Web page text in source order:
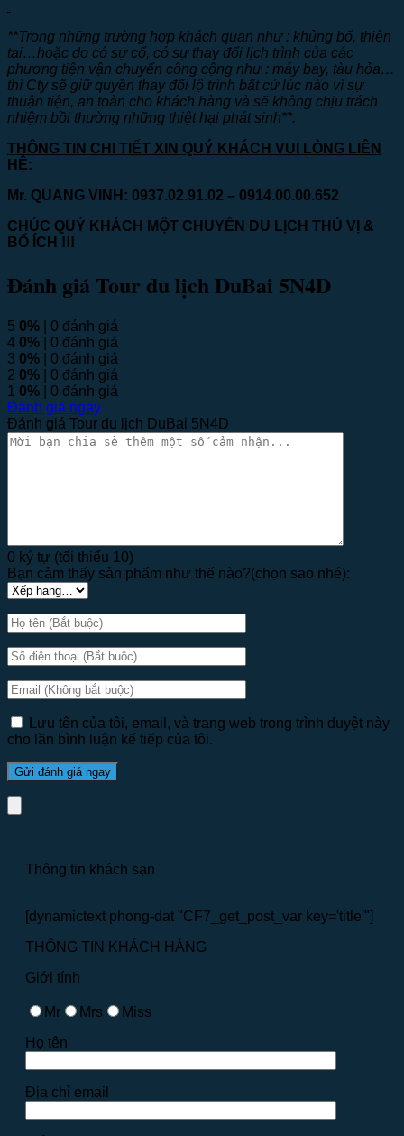
**Trong những trường hợp khách quan như : khủng bố, thiên
tai…hoặc do có sự cố, có sự thay đổi lịch trình của các
phương tiện vận chuyển công cộng như : máy bay, tàu hỏa…
thì Cty sẽ giữ quyền thay đổi lộ trình bất cứ lúc nào vì sự
thuận tiện, an toàn cho khách hàng và sẽ không chịu trách
nhiệm bồi thường những thiệt hại phát sinh**.
THÔNG TIN CHI TIẾT XIN QUÝ KHÁCH VUI LÒNG LIÊN
HỆ:
Mr. QUANG VINH: 0937.02.91.02 – 0914.00.00.652
CHÚC QUÝ KHÁCH MỘT CHUYẾN DU LỊCH THÚ VỊ &
BỔ ÍCH !!!
Đánh giá Tour du lịch DuBai 5N4D
5 0% | 0 đánh giá
4 0% | 0 đánh giá
3 0% | 0 đánh giá
2 0% | 0 đánh giá
1 0% | 0 đánh giá
Đánh giá ngay
Đánh giá Tour du lịch DuBai 5N4D
0 ký tự (tối thiểu 10)
Bạn cảm thấy sản phẩm như thế nào?(chọn sao nhé):
Lưu tên của tôi, email, và trang web trong trình duyệt này
cho lần bình luận kế tiếp của tôi.
Thông tin khách sạn
[dynamictext phong-dat "CF7_get_post_var key='title'"]
THÔNG TIN KHÁCH HÀNG
Giới tính
Mr Mrs
Miss
Họ tên
Địa chỉ email